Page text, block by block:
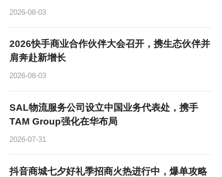
2026-08-03
2026快手商业合作伙伴大会召开，携生态伙伴并
肩奔赴新增长
2026-08-03
SAL物流服务公司设立中国业务代表处，携手
TAM Group强化在华布局
2026-07-31
抖音商城七夕好礼季招商火热进行中，爆单攻略